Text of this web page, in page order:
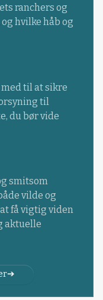
ranchers og
hvilke håb og
til at sikre
til
du bør vide
smitsom
vilde og
få vigtig viden
aktuelle